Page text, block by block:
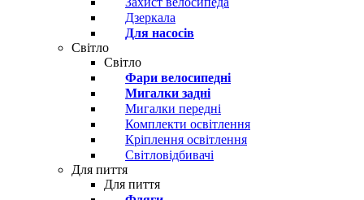
Дзеркала
Для насосів
Світло
Світло
Фари велосипедні
Мигалки задні
Мигалки передні
Комплекти освітлення
Кріплення освітлення
Світловідбивачі
Для пиття
Для пиття